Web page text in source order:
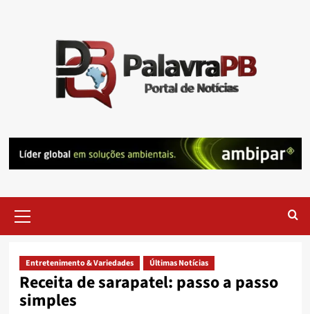
Menu
Entretenimento & Variedades Últimas Notícias
Receita de sarapatel: passo a passo
simples